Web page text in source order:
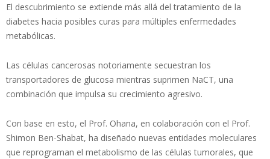
El descubrimiento se extiende más allá del tratamiento de la
diabetes hacia posibles curas para múltiples enfermedades
metabólicas.
Las células cancerosas notoriamente secuestran los
transportadores de glucosa mientras suprimen NaCT, una
combinación que impulsa su crecimiento agresivo.
Con base en esto, el Prof. Ohana, en colaboración con el Prof.
Shimon Ben-Shabat, ha diseñado nuevas entidades moleculares
que reprograman el metabolismo de las células tumorales, que